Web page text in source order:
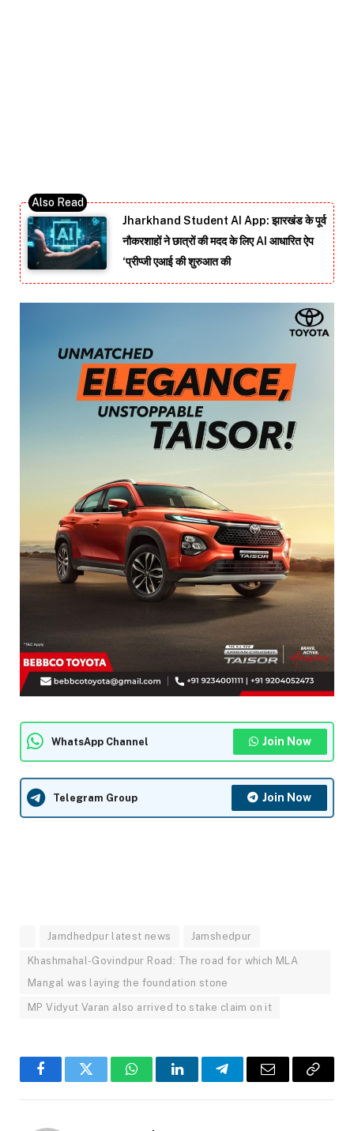
Jharkhand Student AI App: झारखंड के पूर्व
नौकरशाहों ने छात्रों की मदद के लिए AI आधारित ऐप
‘प्रीप्जी एआई की शुरुआत की
WhatsApp Channel Join Now
Telegram Group Join Now
Jamdhedpur latest news Jamshedpur
Khashmahal-Govindpur Road: The road for which MLA
Mangal was laying the foundation stone
MP Vidyut Varan also arrived to stake claim on it
FacebookTwitter WhatsAppLinkedInTelegramEmail
Copy